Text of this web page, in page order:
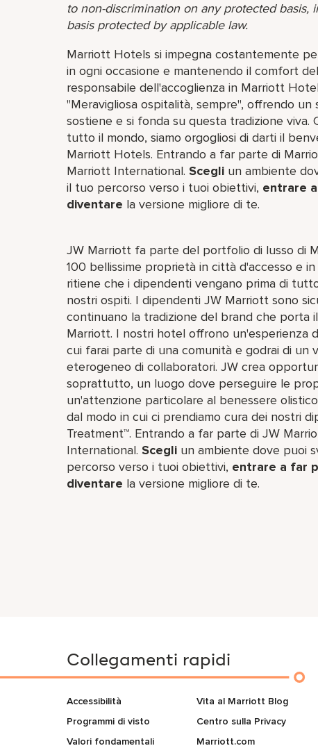
to non-discrimination on any protected basis,
basis protected by applicable law.
Marriott Hotels si impegna costantemente
in ogni occasione e mantenendo il comfort
responsabile dell'accoglienza in Marriott
"Meravigliosa ospitalità, sempre", offrendo
sostiene e si fonda su questa tradizione viva.
tutto il mondo, siamo orgogliosi di darti il
Marriott Hotels. Entrando a far parte di
Marriott International. Scegli un ambiente
il tuo percorso verso i tuoi obiettivi, entrare
diventare la versione migliore di te.
JW Marriott fa parte del portfolio di lusso di
100 bellissime proprietà in città d'accesso e
ritiene che i dipendenti vengano prima di
nostri ospiti. I dipendenti JW Marriott sono
continuano la tradizione del brand che porta
Marriott. I nostri hotel offrono un'esperienza
cui farai parte di una comunità e godrai di un
eterogeneo di collaboratori. JW crea
soprattutto, un luogo dove perseguire le
un'attenzione particolare al benessere
dal modo in cui ci prendiamo cura dei nostri
Treatment™. Entrando a far parte di JW
International. Scegli un ambiente dove puoi
percorso verso i tuoi obiettivi, entrare a far
diventare la versione migliore di te.
Collegamenti rapidi
Accessibilità
Programmi di visto
Valori fondamentali
Vita al Marriott Blog
Centro sulla Privacy
Marriott.com